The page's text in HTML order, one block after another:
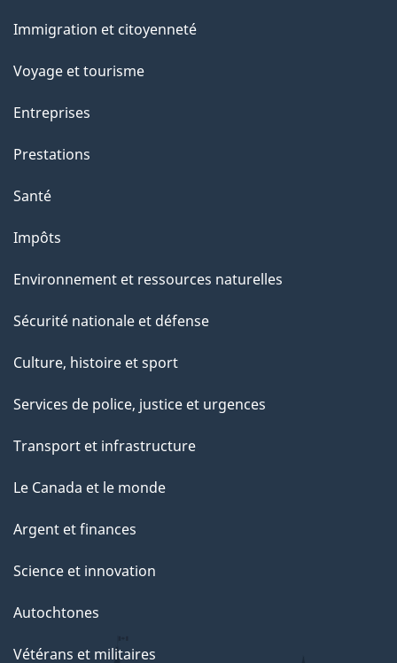
sujets
Immigration et citoyenneté
Voyage et tourisme
Entreprises
Prestations
Santé
Impôts
Environnement et ressources naturelles
Sécurité nationale et défense
Culture, histoire et sport
Services de police, justice et urgences
Transport et infrastructure
Le Canada et le monde
Argent et finances
Science et innovation
Autochtones
Vétérans et militaires